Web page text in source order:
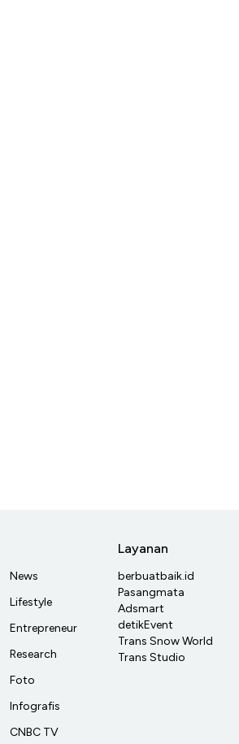
News
Lifestyle
Entrepreneur
Research
Foto
Infografis
CNBC TV
Layanan
berbuatbaik.id
Pasangmata
Adsmart
detikEvent
Trans Snow World
Trans Studio